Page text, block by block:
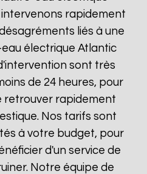
intervenons rapidement
liés à une
électrique Atlantic
sont très
de 24 heures, pour
retrouver rapidement
Nos tarifs sont
à votre budget, pour
d'un service de
Notre équipe de